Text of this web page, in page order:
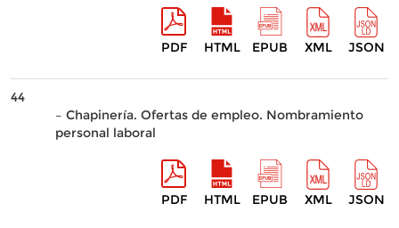
PDF HTML EPUB XML JSON
44
– Chapinería. Ofertas de empleo. Nombramiento
personal laboral
PDF HTML EPUB XML JSON